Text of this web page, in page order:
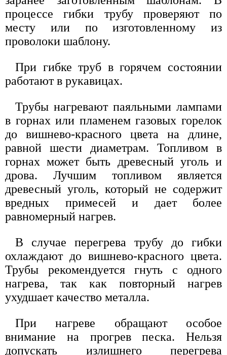
процессе гибки трубу проверяют по
месту или по изготовленному из
проволоки шаблону.
При гибке труб в горячем состоянии
работают в рукавицах.
Трубы нагревают паяльными лампами
в горнах или пламенем газовых горелок
до вишнево-красного цвета на длине,
равной шести диаметрам. Топливом в
горнах может быть древесный уголь и
дрова. Лучшим топливом является
древесный уголь, который не содержит
вредных примесей и дает более
равномерный нагрев.
В случае перегрева трубу до гибки
охлаждают до вишнево-красного цвета.
Трубы рекомендуется гнуть с одного
нагрева, так как повторный нагрев
ухудшает качество металла.
При нагреве обращают особое
внимание на прогрев песка. Нельзя
допускать излишнего перегрева